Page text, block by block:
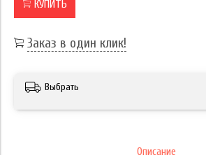
КУПИТЬ
Заказ в один клик!
Выбрать
Описание